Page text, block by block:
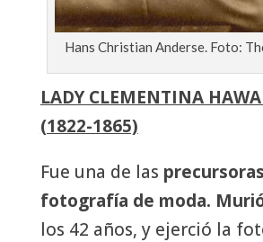
Hans Christian Anderse. Foto:
LADY CLEMENTINA
(1822-1865)
Fue una de las
fotografía de moda.
los 42 años, y ejerció la